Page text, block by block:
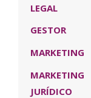
LEGAL
GESTOR
MARKETING
MARKETING
JURÍDICO